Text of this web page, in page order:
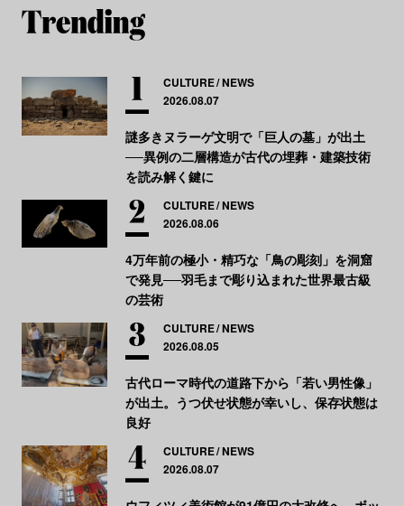
CULTURE NEWS
2026.08.07
謎多きヌラーゲ文明で「巨人の墓」が出土
──異例の二層構造が古代の埋葬・建築技術
を読み解く鍵に
CULTURE NEWS
2026.08.06
4万年前の極小・精巧な「鳥の彫刻」を洞窟
で発見──羽毛まで彫り込まれた世界最古級
の芸術
CULTURE NEWS
2026.08.05
古代ローマ時代の道路下から「若い男性像」
が出土。うつ伏せ状態が幸いし、保存状態は
良好
CULTURE NEWS
2026.08.07